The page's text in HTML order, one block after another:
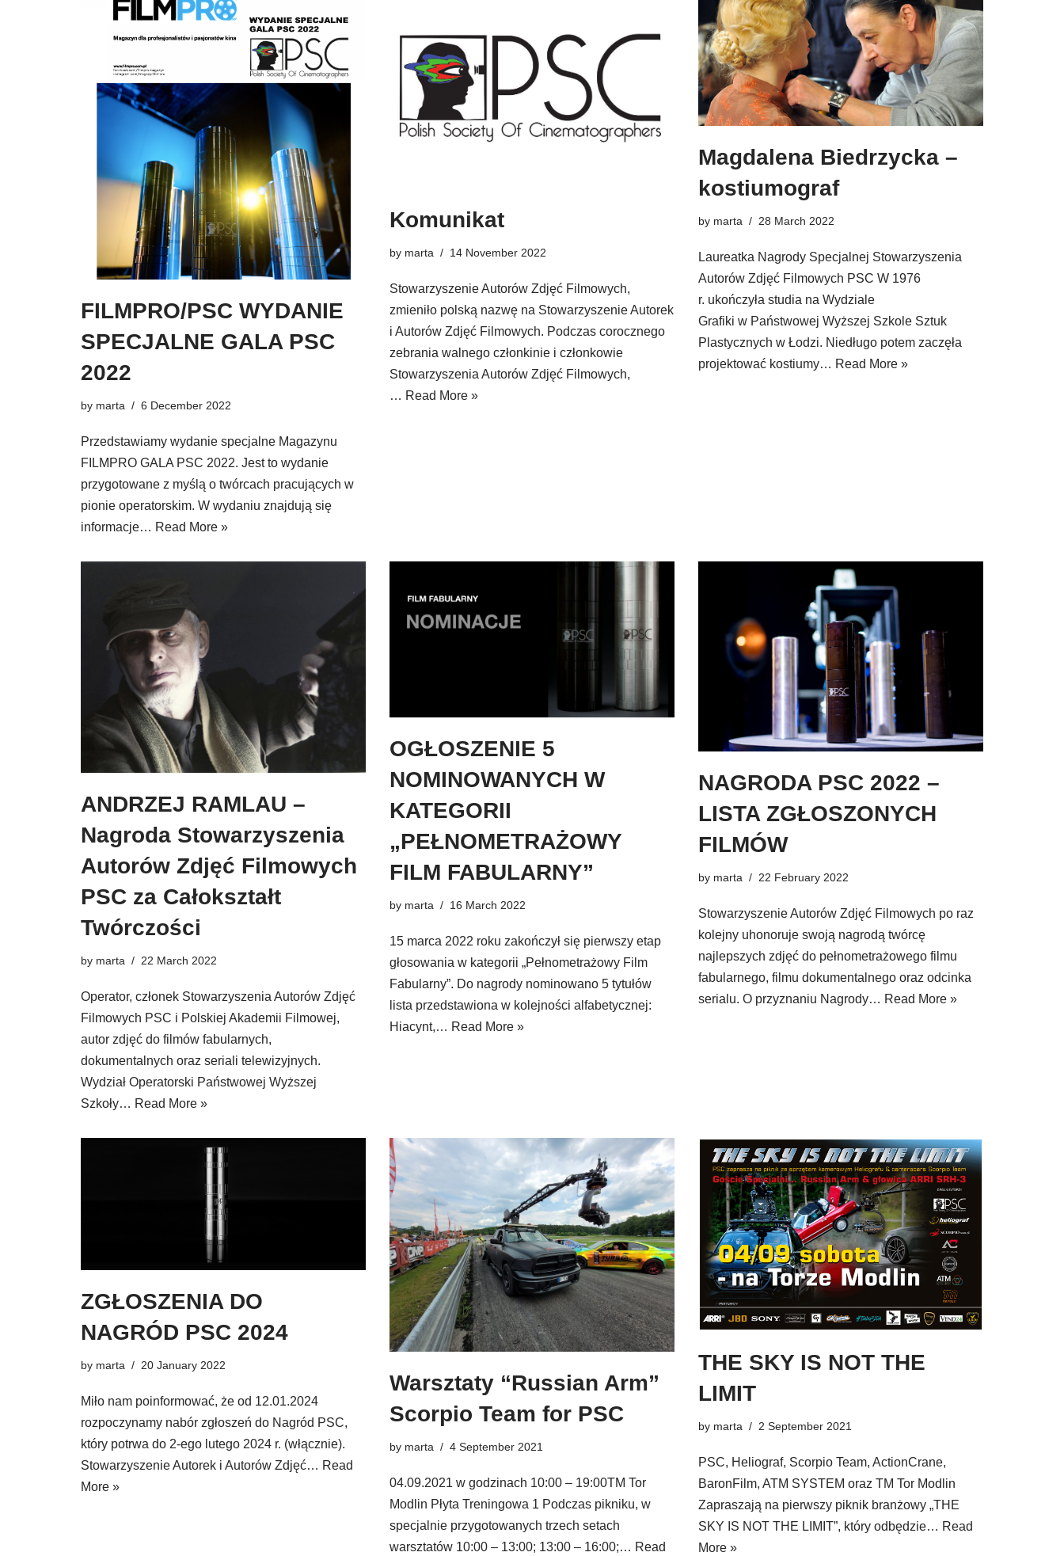
FILMPRO/PSC WYDANIE
SPECJALNE GALA PSC
2022
by marta 6 December 2022
Przedstawiamy wydanie specjalne Magazynu
FILMPRO GALA PSC 2022. Jest to wydanie
przygotowane z myślą o twórcach pracujących w
pionie operatorskim. W wydaniu znajdują się
informacje… Read More »
Komunikat
by marta 14 November 2022
Stowarzyszenie Autorów Zdjęć Filmowych,
zmieniło polską nazwę na Stowarzyszenie Autorek
i Autorów Zdjęć Filmowych. Podczas corocznego
zebrania walnego członkinie i członkowie
Stowarzyszenia Autorów Zdjęć Filmowych,
… Read More »
Magdalena Biedrzycka –
kostiumograf
by marta 28 March 2022
Laureatka Nagrody Specjalnej Stowarzyszenia
Autorów Zdjęć Filmowych PSC W 1976
r. ukończyła studia na Wydziale
Grafiki w Państwowej Wyższej Szkole Sztuk
Plastycznych w Łodzi. Niedługo potem zaczęła
projektować kostiumy… Read More »
ANDRZEJ RAMLAU –
Nagroda Stowarzyszenia
Autorów Zdjęć Filmowych
PSC za Całokształt
Twórczości
by marta 22 March 2022
Operator, członek Stowarzyszenia Autorów Zdjęć
Filmowych PSC i Polskiej Akademii Filmowej,
autor zdjęć do filmów fabularnych,
dokumentalnych oraz seriali telewizyjnych.
Wydział Operatorski Państwowej Wyższej
Szkoły… Read More »
OGŁOSZENIE 5
NOMINOWANYCH W
KATEGORII
„PEŁNOMETRAŻOWY
FILM FABULARNY”
by marta 16 March 2022
15 marca 2022 roku zakończył się pierwszy etap
głosowania w kategorii „Pełnometrażowy Film
Fabularny”. Do nagrody nominowano 5 tytułów
lista przedstawiona w kolejności alfabetycznej:
Hiacynt,… Read More »
NAGRODA PSC 2022 –
LISTA ZGŁOSZONYCH
FILMÓW
by marta 22 February 2022
Stowarzyszenie Autorów Zdjęć Filmowych po raz
kolejny uhonoruje swoją nagrodą twórcę
najlepszych zdjęć do pełnometrażowego filmu
fabularnego, filmu dokumentalnego oraz odcinka
serialu. O przyznaniu Nagrody… Read More »
ZGŁOSZENIA DO
NAGRÓD PSC 2024
by marta 20 January 2022
Miło nam poinformować, że od 12.01.2024
rozpoczynamy nabór zgłoszeń do Nagród PSC,
który potrwa do 2-ego lutego 2024 r. (włącznie).
Stowarzyszenie Autorek i Autorów Zdjęć… Read
More »
Warsztaty “Russian Arm”
Scorpio Team for PSC
by marta 4 September 2021
04.09.2021 w godzinach 10:00 – 19:00TM Tor
Modlin Płyta Treningowa 1 Podczas pikniku, w
specjalnie przygotowanych trzech setach
warsztatów 10:00 – 13:00; 13:00 – 16:00;… Read
THE SKY IS NOT THE
LIMIT
by marta 2 September 2021
PSC, Heliograf, Scorpio Team, ActionCrane,
BaronFilm, ATM SYSTEM oraz TM Tor Modlin
Zapraszają na pierwszy piknik branżowy „THE
SKY IS NOT THE LIMIT”, który odbędzie… Read
More »